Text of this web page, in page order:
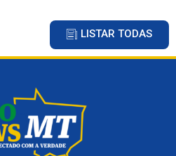
LISTAR TODAS